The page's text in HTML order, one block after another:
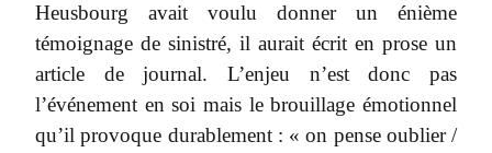
Heusbourg avait voulu donner un énième
témoignage de sinistré, il aurait écrit en prose un
article de journal. L’enjeu n’est donc pas
l’événement en soi mais le brouillage émotionnel
qu’il provoque durablement : « on pense oublier /